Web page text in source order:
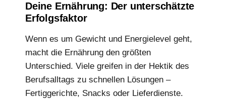
Deine Ernährung: Der unterschätzte
Erfolgsfaktor
Wenn es um Gewicht und Energielevel geht,
macht die Ernährung den größten
Unterschied. Viele greifen in der Hektik des
Berufsalltags zu schnellen Lösungen –
Fertiggerichte, Snacks oder Lieferdienste.